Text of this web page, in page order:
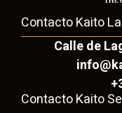
Contacto Kaito
Calle de
Contacto Kaito